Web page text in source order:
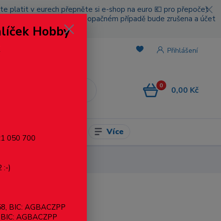
platit v eurech přepněte si e-shop na euro 💶 pro přepočet
platbou za poštovné, v opačném případě bude zrušena a účet
Přihlášení
0 0,00 Kč
Více
Hobby
050 700
:-)
BIC: AGBACZPP
AGBACZPP